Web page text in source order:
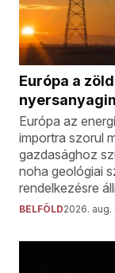
Európa a
Európa az
importra szorul
gazdasághoz
noha geológiai
rendelkezésre
BELFÖLD2026.